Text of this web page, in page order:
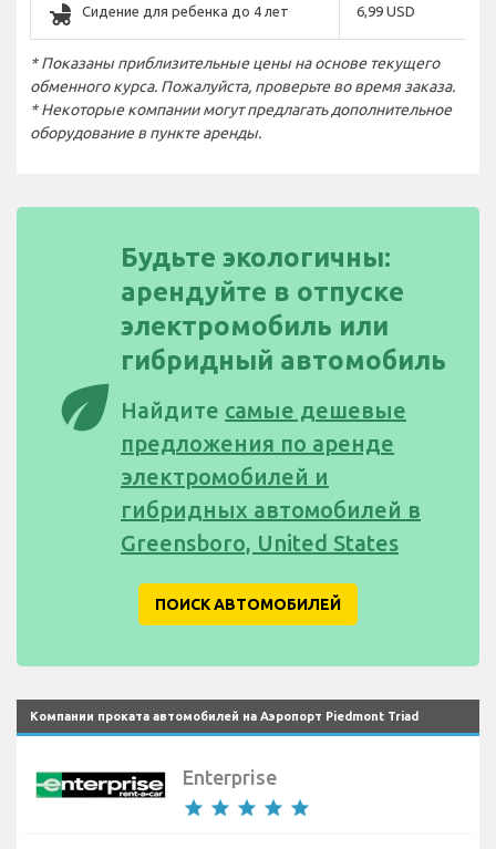
child_friendly Сидение для ребенка до 4 лет 6,99 USD
* Показаны приблизительные цены на основе текущего
обменного курса. Пожалуйста, проверьте во время заказа.
* Некоторые компании могут предлагать дополнительное
оборудование в пункте аренды.
eco
Будьте экологичны:
арендуйте в отпуске
электромобиль или
гибридный автомобиль
Найдите самые дешевые
предложения по аренде
электромобилей и
гибридных автомобилей в
Greensboro, United States
ПОИСК АВТОМОБИЛЕЙ
Компании проката автомобилей на Аэропорт Piedmont Triad
Enterprise
star star star star star